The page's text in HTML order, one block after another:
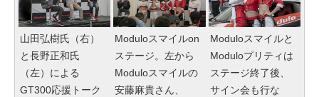
山田弘樹氏（右）
と長野正和氏
（左）による
GT300応援トーク
Moduloスマイルon
ステージ。左から
Moduloスマイルの
安藤麻貴さん、
Moduloスマイルと
Moduloプリティは
ステージ終了後、
サイン会も行な